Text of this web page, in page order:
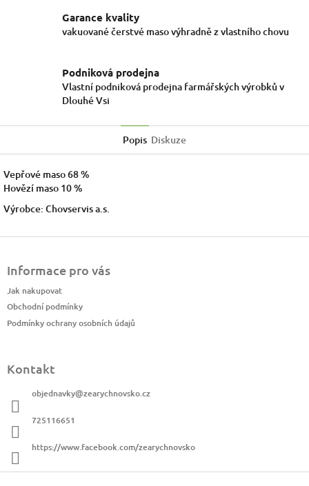
Garance kvality
vakuované čerstvé maso výhradně z vlastního chovu
Podniková prodejna
Vlastní podniková prodejna farmářských výrobků v
Dlouhé Vsi
Popis Diskuze
Vepřové maso 68 %
Hovězí maso 10 %
Výrobce: Chovservis a.s.
Informace pro vás
Jak nakupovat
Obchodní podmínky
Podmínky ochrany osobních údajů
Kontakt
objednavky@zearychnovsko.cz
725116651
https://www.facebook.com/zearychnovsko